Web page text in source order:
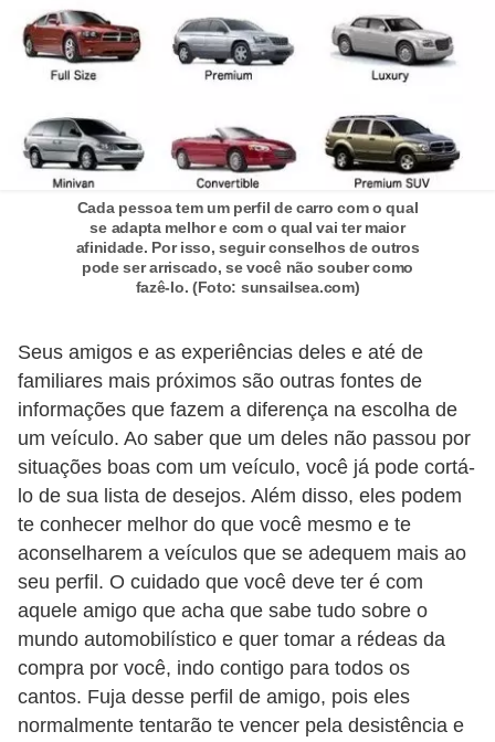
Cada pessoa tem um perfil de carro com o qual
se adapta melhor e com o qual vai ter maior
afinidade. Por isso, seguir conselhos de outros
pode ser arriscado, se você não souber como
fazê-lo. (Foto: sunsailsea.com)
Seus amigos e as experiências deles e até de
familiares mais próximos são outras fontes de
informações que fazem a diferença na escolha de
um veículo. Ao saber que um deles não passou por
situações boas com um veículo, você já pode cortá-
lo de sua lista de desejos. Além disso, eles podem
te conhecer melhor do que você mesmo e te
aconselharem a veículos que se adequem mais ao
seu perfil. O cuidado que você deve ter é com
aquele amigo que acha que sabe tudo sobre o
mundo automobilístico e quer tomar a rédeas da
compra por você, indo contigo para todos os
cantos. Fuja desse perfil de amigo, pois eles
normalmente tentarão te vencer pela desistência e
o
d
e
a
c
e
i
o
s
a
u
o
m
o
t
i
v